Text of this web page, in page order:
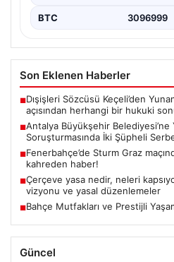
BTC 3096999
Son Eklenen Haberler
■Dışişleri Sözcüsü Keçeli’den
açısından herhangi bir hukuki
■Antalya Büyükşehir
Soruşturmasında İki Şüpheli
■Fenerbahçe’de Sturm Graz
kahreden haber!
■Çerçeve yasa nedir, neleri
vizyonu ve yasal düzenlemeler
■Bahçe Mutfakları ve Prestijli
Güncel